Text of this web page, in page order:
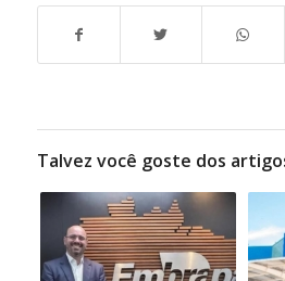
Talvez você goste dos